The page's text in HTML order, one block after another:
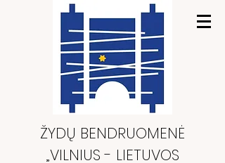
ŽYDŲ BENDRUOMENĖ
„VILNIUS - LIETUVOS